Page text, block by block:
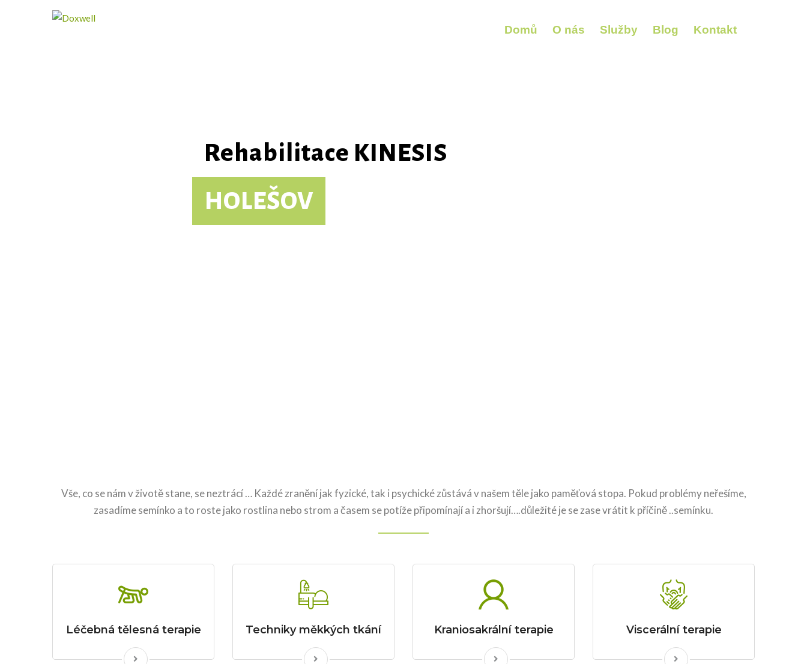
Domů O nás Služby Blog Kontakt
Rehabilitace KINESIS
HOLEŠOV
Vše, co se nám v životě stane, se neztrácí … Každé zranění jak fyzické, tak i psychické zůstává v našem těle jako paměťová stopa. Pokud problémy neřešíme,
zasadíme semínko a to roste jako rostlina nebo strom a časem se potíže připomínají a i zhoršují….důležité je se zase vrátit k příčině ..semínku.
Léčebná tělesná terapie Techniky měkkých tkání Kraniosakrální terapie Viscerální terapie